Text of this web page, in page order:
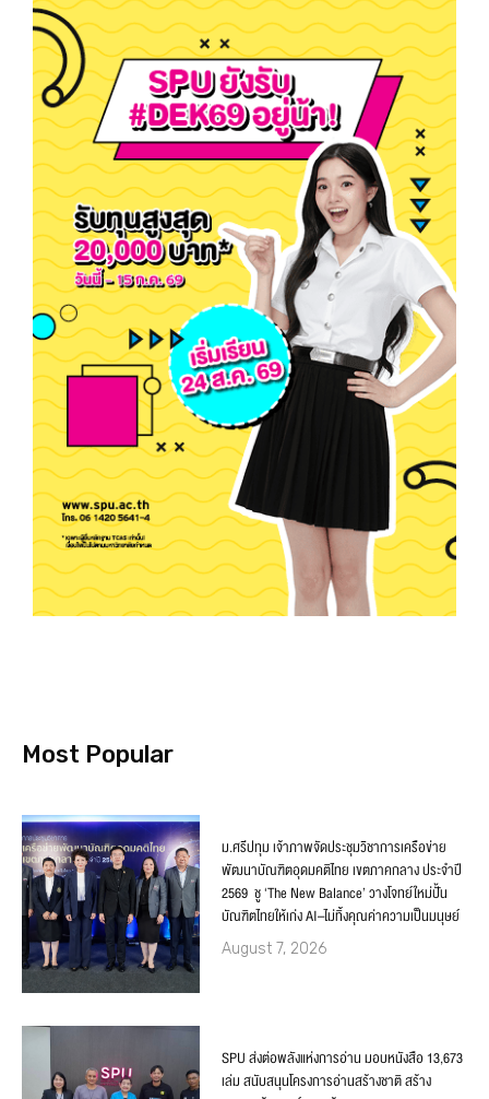
Most Popular
ม.ศรีปทุม เจ้าภาพจัดประชุมวิชาการเครือข่าย
พัฒนาบัณฑิตอุดมคติไทย เขตภาคกลาง ประจำปี
2569 ชู ‘The New Balance’ วางโจทย์ใหม่ปั้น
บัณฑิตไทยให้เก่ง AI–ไม่ทิ้งคุณค่าความเป็นมนุษย์
August 7, 2026
SPU ส่งต่อพลังแห่งการอ่าน มอบหนังสือ 13,673
เล่ม สนับสนุนโครงการอ่านสร้างชาติ สร้าง